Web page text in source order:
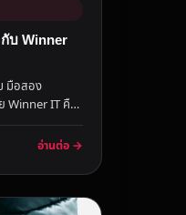
บ Winner
มือสอง
Winner IT คือ
อ่านต่อ →